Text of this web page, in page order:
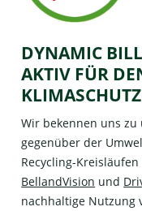
DYNAMIC
AKTIV FÜR
Wir bekennen uns
gegenüber der
Recycling-
BellandVision und
nachhaltige Nutzung